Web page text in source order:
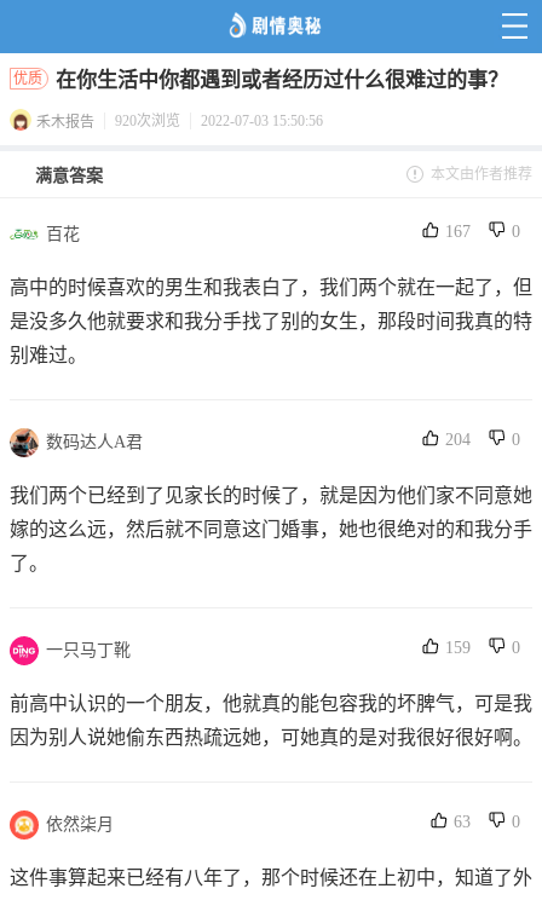
优质 在你生活中你都遇到或者经历过什么很难过的事？
禾木报告 920次浏览 2022-07-03 15:50:56
满意答案 本文由作者推荐
百花 167 0
高中的时候喜欢的男生和我表白了，我们两个就在一起了，但
是没多久他就要求和我分手找了别的女生，那段时间我真的特
别难过。
数码达人A君 204 0
我们两个已经到了见家长的时候了，就是因为他们家不同意她
嫁的这么远，然后就不同意这门婚事，她也很绝对的和我分手
了。
一只马丁靴 159 0
前高中认识的一个朋友，他就真的能包容我的坏脾气，可是我
因为别人说她偷东西热疏远她，可她真的是对我很好很好啊。
依然柒月 63 0
这件事算起来已经有八年了，那个时候还在上初中，知道了外